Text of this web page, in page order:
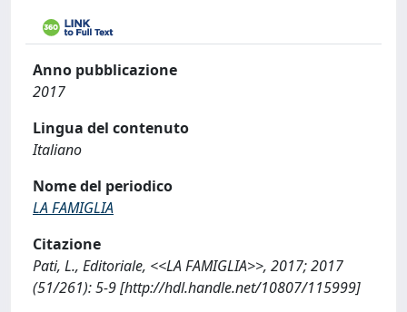
Anno pubblicazione
2017
Lingua del contenuto
Italiano
Nome del periodico
LA FAMIGLIA
Citazione
Pati, L., Editoriale, <<LA FAMIGLIA>>, 2017; 2017
(51/261): 5-9 [http://hdl.handle.net/10807/115999]